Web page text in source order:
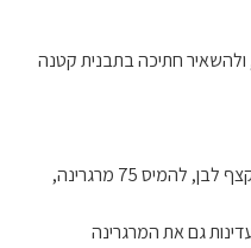
ביד, ולהשאיר חתיכה בתבנית קטנה
לקחת חלבונים להקציף עם כוס סוכר לקצף לבן, להמיס 75 מרגרינה,